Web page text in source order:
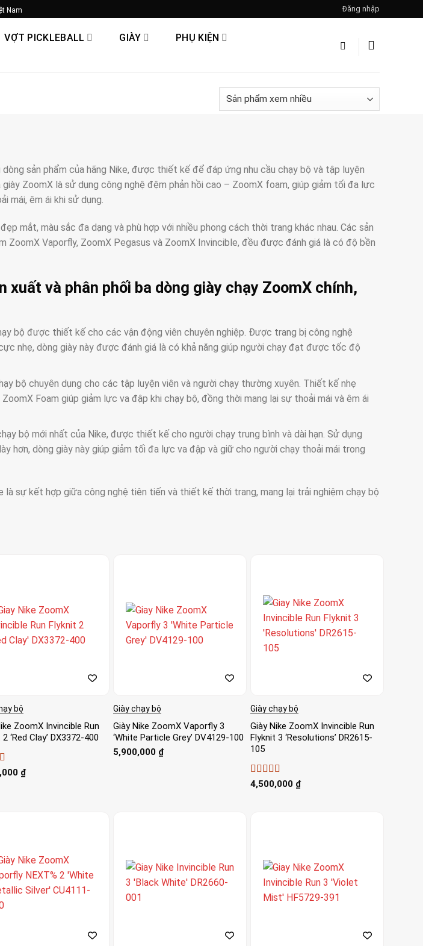
Nam Đăng nhập
VỢT PICKLEBALL GIÀY
PHỤ KIỆN
sản phẩm của hãng Nike, được thiết kế để đáp ứng nhu cầu chạy bộ và tập luyện
ZoomX là sử dụng công nghệ đệm phản hồi cao – ZoomX foam, giúp giảm tối đa lực
mái, êm ái khi sử dụng.
mắt, màu sắc đa dạng và phù hợp với nhiều phong cách thời trang khác nhau. Các sản
ZoomX Vaporfly, ZoomX Pegasus và ZoomX Invincible, đều được đánh giá là có độ bền
xuất và phân phối ba dòng giày chạy ZoomX chính,
bộ được thiết kế cho các vận động viên chuyên nghiệp. Được trang bị công nghệ
nhẹ, dòng giày này được đánh giá là có khả năng giúp người chạy đạt được tốc độ
bộ chuyên dụng cho các tập luyện viên và người chạy thường xuyên. Thiết kế nhẹ
Foam giúp giảm lực va đập khi chạy bộ, đồng thời mang lại sự thoải mái và êm ái
bộ mới nhất của Nike, được thiết kế cho người chạy trung bình và dài hạn. Sử dụng
hơn, dòng giày này giúp giảm tối đa lực va đập và giữ cho người chạy thoải mái trong
là sự kết hợp giữa công nghệ tiên tiến và thiết kế thời trang, mang lại trải nghiệm chạy bộ
bộ
ZoomX Invincible Run
‘Red Clay’ DX3372-400
₫
Giày chạy bộ
Giày Nike ZoomX Vaporfly 3
‘White Particle Grey’ DV4129-100
5,900,000 ₫
Giày chạy bộ
Giày Nike ZoomX Invincible Run
Flyknit 3 ‘Resolutions’ DR2615-
105
Được xếp
4,500,000 ₫